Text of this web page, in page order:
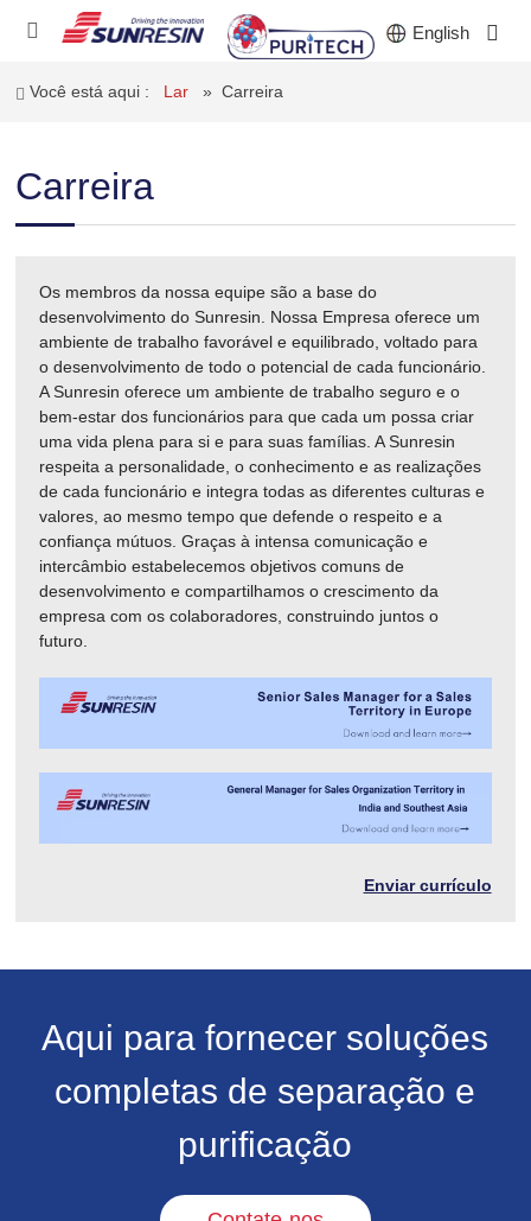
English
INVESTIDORES
NOTÍCIAS
CARREIRA
CONTATO
Você está aqui : Lar »Carreira
Carreira
Os membros da nossa equipe são a base do
desenvolvimento do Sunresin. Nossa Empresa oferece um
ambiente de trabalho favorável e equilibrado, voltado para
o desenvolvimento de todo o potencial de cada funcionário.
A Sunresin oferece um ambiente de trabalho seguro e o
bem-estar dos funcionários para que cada um possa criar
uma vida plena para si e para suas famílias. A Sunresin
respeita a personalidade, o conhecimento e as realizações
de cada funcionário e integra todas as diferentes culturas e
valores, ao mesmo tempo que defende o respeito e a
confiança mútuos. Graças à intensa comunicação e
intercâmbio estabelecemos objetivos comuns de
desenvolvimento e compartilhamos o crescimento da
empresa com os colaboradores, construindo juntos o
futuro.
Enviar currículo
Aqui para fornecer soluções
completas de separação e
purificação